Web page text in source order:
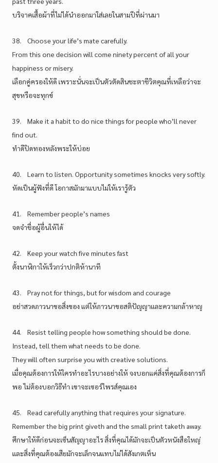
บริจาคเสื้อผ้าที่ไม่ได้นำออกมาใส่เลยในสามปีที่ผ่านมา
38. Choose your life’s mate carefully.
From this one decision will come ninety percent of all your
happiness or misery.
เลือกคู่ครองให้ดี เพราะนั่นจะเป็นตัวตัดสินชะตาชีวิตคุณที่เหลือว่าจะ
สุขหรือจะทุกข์
39. Make it a habit to do nice things for people who’ll never
find out.
ทำดีปิดทองหลังพระให้บ่อย
40. Learn to listen. Opportunity sometimes knocks very softly.
หัดเป็นผู้ฟังที่ดี โอกาสมักมาแบบไม่ให้เรารู้ตัว
41. Remember people’s names
จดจำชื่อผู้อื่นให้ได้
42. Keep your watch five minutes fast
ตั้งนาฬิกาให้เร็วกว่าปกติห้านาที
43. Pray not for things, but for wisdom and courage
อย่าสวดภาวนาขอสิ่งของ แต่ให้ภาวนาขอสติปัญญาและความกล้าหาญ
44. Resist telling people how something should be done.
Instead, tell them what needs to be done.
They will often surprise you with creative solutions.
เมื่อคุณต้องการให้ใครทำอะไรบางอย่างให้ จงบอกแค่สิ่งที่คุณต้องการก็
พอ ไม่ต้องบอกวิธีทำ เขาจะเซอร์ไพรส์คุณเอง
45. Read carefully anything that requires your signature.
Remember the big print giveth and the small print taketh away.
ศึกษาให้ดีก่อนจะเซ็นสัญญาอะไร สิ่งที่คุณได้มักจะเป็นตัวหนังสือใหญ่
และสิ่งที่คุณต้องเสียมักจะเล็กจนแทบไม่ได้สังเกตเห็น